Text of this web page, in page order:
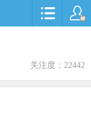
关注度：22442